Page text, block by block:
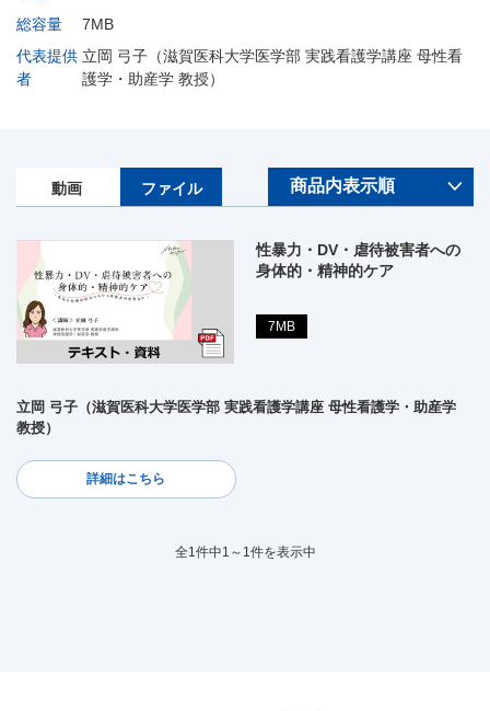
総容量
7MB
代表提供
者
立岡 弓子（滋賀医科大学医学部 実践看護学講座 母性看
護学・助産学 教授）
動画 ファイル
性暴力・DV・虐待被害者への
身体的・精神的ケア
7MB
立岡 弓子（滋賀医科大学医学部 実践看護学講座 母性看護学・助産学
教授）
詳細はこちら
全1件中1～1件を表示中